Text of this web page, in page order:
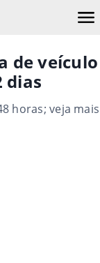
de veículo
dias
horas; veja mais